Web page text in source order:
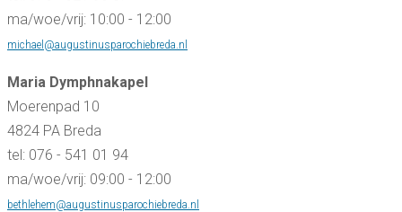
ma/woe/vrij: 10:00 - 12:00
michael@augustinusparochiebreda.nl
Maria Dymphnakapel
Moerenpad 10
4824 PA Breda
tel: 076 - 541 01 94
ma/woe/vrij: 09:00 - 12:00
bethlehem@augustinusparochiebreda.nl